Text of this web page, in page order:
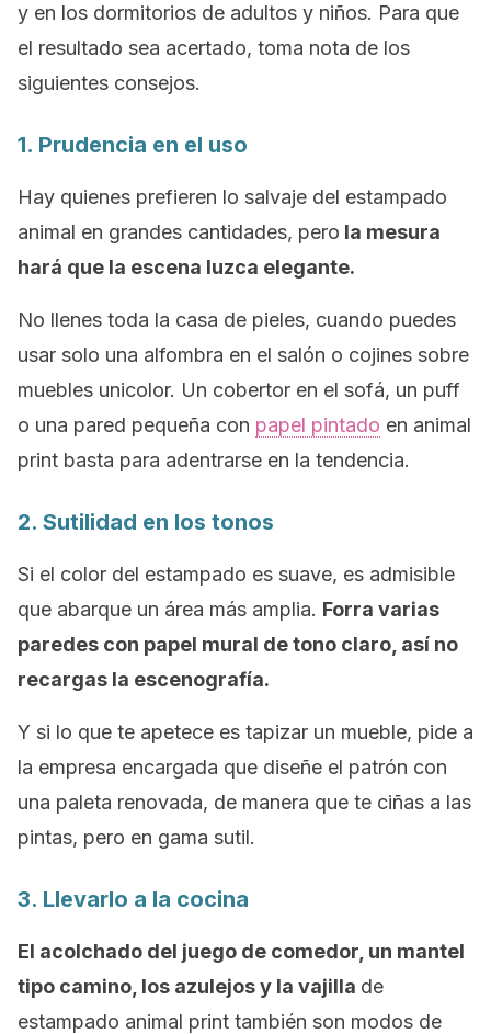
y en los dormitorios de adultos y niños. Para que
el resultado sea acertado, toma nota de los
siguientes consejos.
1. Prudencia en el uso
Hay quienes prefieren lo salvaje del estampado
animal en grandes cantidades, pero la mesura
hará que la escena luzca elegante.
No llenes toda la casa de pieles, cuando puedes
usar solo una alfombra en el salón o cojines sobre
muebles unicolor. Un cobertor en el sofá, un puff
o una pared pequeña con papel pintado en animal
print basta para adentrarse en la tendencia.
2. Sutilidad en los tonos
Si el color del estampado es suave, es admisible
que abarque un área más amplia. Forra varias
paredes con papel mural de tono claro, así no
recargas la escenografía.
Y si lo que te apetece es tapizar un mueble, pide a
la empresa encargada que diseñe el patrón con
una paleta renovada, de manera que te ciñas a las
pintas, pero en gama sutil.
3. Llevarlo a la cocina
El acolchado del juego de comedor, un mantel
tipo camino, los azulejos y la vajilla de
estampado animal print también son modos de